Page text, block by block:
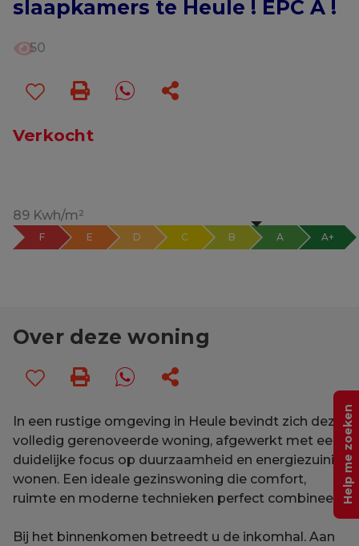
slaapkamers te Heule ! EPC A !
50
Verkocht
89 Kwh/m²
F E D C B A A+
Over deze woning
In een rustige omgeving in Heule bevindt zich deze
volledig gerenoveerde woning, afgewerkt met een
duidelijke focus op duurzaamheid en energiezuinig
wonen. Een ideale gezinswoning die comfort,
ruimte en moderne technieken perfect combineert.
Bij het binnenkomen betreedt u de inkomhal. Aan
Help me zoeken